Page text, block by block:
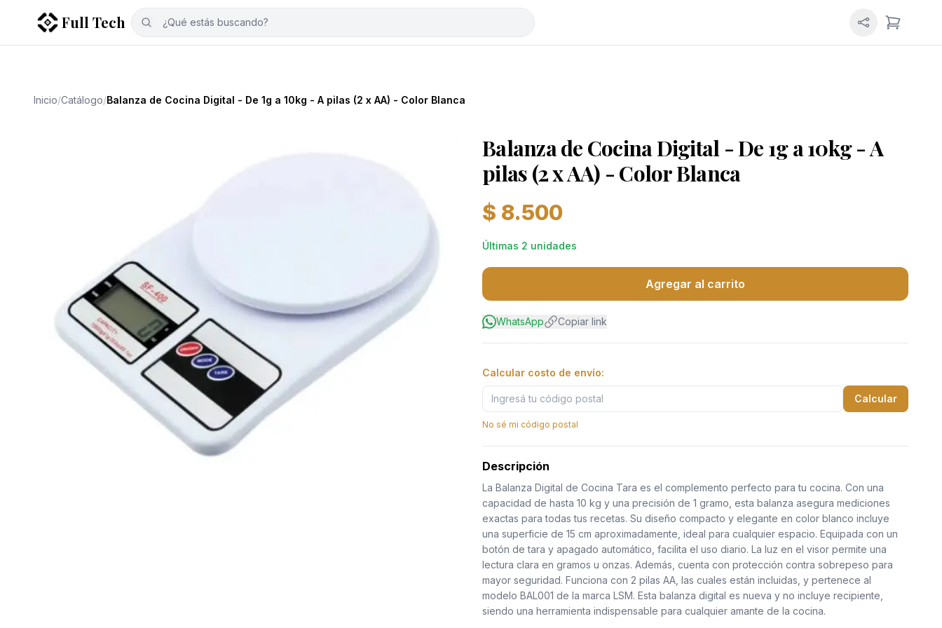
Full Tech
Inicio/Catálogo/Balanza de Cocina Digital - De 1g a 10kg - A pilas (2 x AA) - Color Blanca
Balanza de Cocina Digital - De 1g a 10kg - A
pilas (2 x AA) - Color Blanca
$ 8.500
Últimas 2 unidades
Agregar al carrito
WhatsApp Copiar link
Calcular costo de envío:
Calcular
No sé mi código postal
Descripción
La Balanza Digital de Cocina Tara es el complemento perfecto para tu cocina. Con una
capacidad de hasta 10 kg y una precisión de 1 gramo, esta balanza asegura mediciones
exactas para todas tus recetas. Su diseño compacto y elegante en color blanco incluye
una superficie de 15 cm aproximadamente, ideal para cualquier espacio. Equipada con un
botón de tara y apagado automático, facilita el uso diario. La luz en el visor permite una
lectura clara en gramos u onzas. Además, cuenta con protección contra sobrepeso para
mayor seguridad. Funciona con 2 pilas AA, las cuales están incluidas, y pertenece al
modelo BAL001 de la marca LSM. Esta balanza digital es nueva y no incluye recipiente,
siendo una herramienta indispensable para cualquier amante de la cocina.